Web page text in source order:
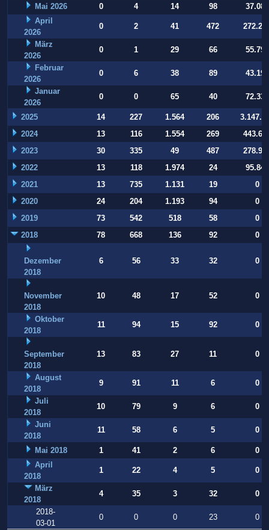
Mai 2026 0 4 14 98
37.084
April
2026
0 2 41 472
März
2026
0 1 29 66
55.794
Februar
2026
0 6 38 89
43.197
Januar
2026
0 0 65 40 72.332
2025 14 227 1.564 206
2024
13 116 1.554 269
2023
30 335 49 487
2022
13 118 1.974 24
95.847
2021
13 735 1.131 19
0
2020
24 204 1.193 94
0
2019
73 542 518 58
0
2018
78 668 136 92 0
Dezember
2018
6 56 33 32 0
November
2018
10 48 17 52 0
Oktober
2018
11 94 15 92 0
September
2018
13 83 27 11 0
August
2018
9 91 11 6
0
Juli
2018
10 79 9 6
0
Juni
2018
11 58 6 5 0
Mai 2018 1 41 2 6
0
April
2018
1 22 4 5
0
März
2018
4 35 3 32
0
2018-
03-01
0 0 0 23
0